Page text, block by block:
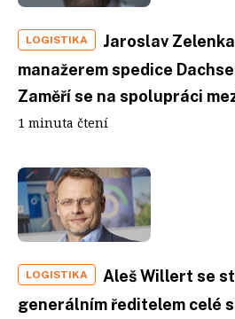
LOGISTIKA
Jaroslav
manažerem spedice
Zaměří se na spolupráci
1 minuta čtení
LOGISTIKA
Aleš Willert se
generálním ředitelem celé